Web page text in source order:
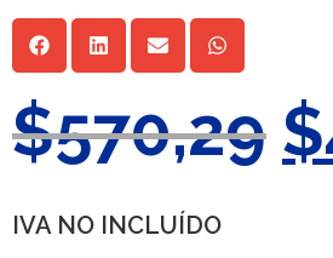
$570,29 $
IVA NO INCLUÍDO